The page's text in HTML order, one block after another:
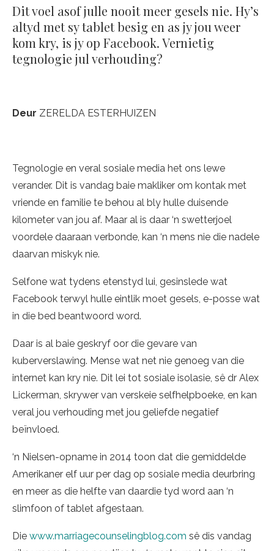
Dit voel asof julle nooit meer gesels nie. Hy’s
altyd met sy tablet besig en as jy jou weer
kom kry, is jy op Facebook. Vernietig
tegnologie jul verhouding?
Deur ZERELDA ESTERHUIZEN
Tegnologie en veral sosiale media het ons lewe
verander. Dit is vandag baie makliker om kontak met
vriende en familie te behou al bly hulle duisende
kilometer van jou af. Maar al is daar ‘n swetterjoel
voordele daaraan verbonde, kan ‘n mens nie die nadele
daarvan miskyk nie.
Selfone wat tydens etenstyd lui, gesinslede wat
Facebook terwyl hulle eintlik moet gesels, e-posse wat
in die bed beantwoord word.
Daar is al baie geskryf oor die gevare van
kuberverslawing. Mense wat net nie genoeg van die
internet kan kry nie. Dit lei tot sosiale isolasie, sê dr Alex
Lickerman, skrywer van verskeie selfhelpboeke, en kan
veral jou verhouding met jou geliefde negatief
beïnvloed.
‘n Nielsen-opname in 2014 toon dat die gemiddelde
Amerikaner elf uur per dag op sosiale media deurbring
en meer as die helfte van daardie tyd word aan ‘n
slimfoon of tablet afgestaan.
Die www.marriagecounselingblog.com sê dis vandag